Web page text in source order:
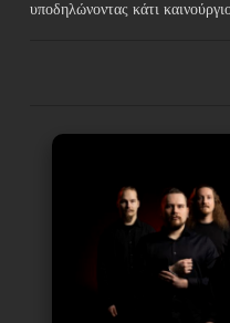
υποδηλώνοντας κάτι